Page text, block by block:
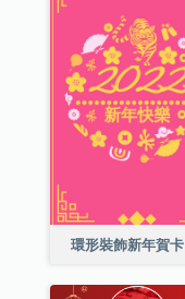
環形裝飾新年賀卡